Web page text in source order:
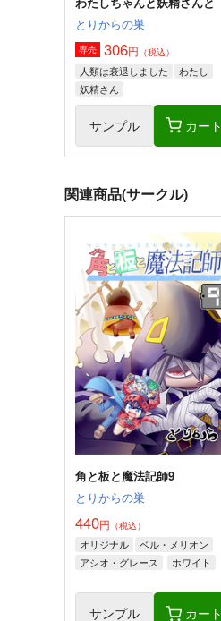
とりからの巣
専売 306円 （税込）
人類は衰退しました
わたし
妖精さん
サンプル カート
関連商品(サークル)
角と板と魔法記師9
とりからの巣
440円 （税込）
オリジナル
ベル・メリオン
アシオ・グレース
ホワイト
サンプル カート